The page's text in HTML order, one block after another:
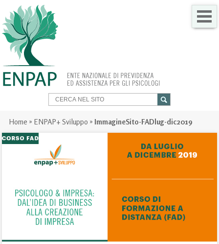
SERVIZI PER TE
TRASPARENZA
Home » ENPAP+ Sviluppo » ImmagineSito-FADlug-dic2019